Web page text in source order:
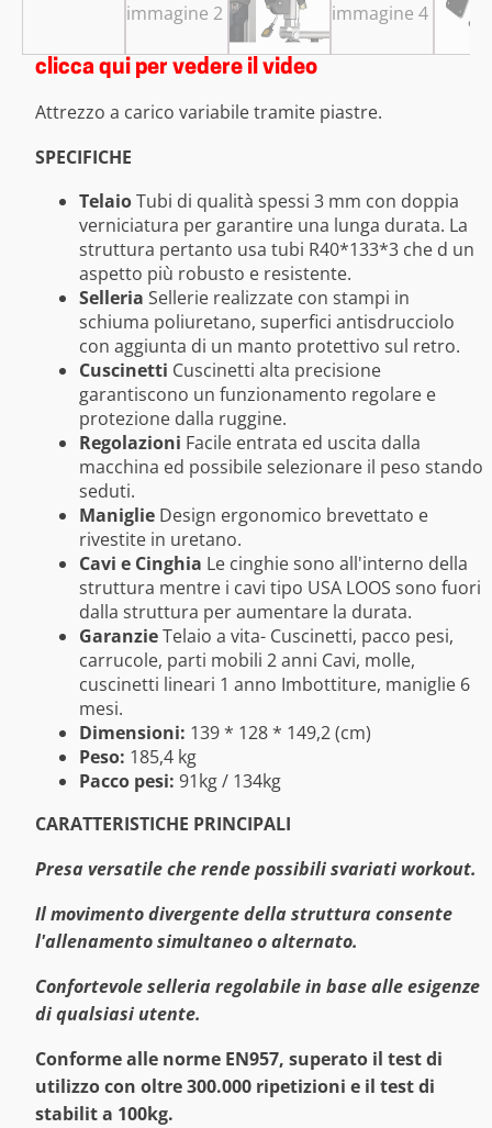
clicca qui per vedere il video
Attrezzo a carico variabile tramite piastre.
SPECIFICHE
TelaioTubi di qualità spessi 3 mm con doppia
verniciatura per garantire una lunga durata. La
struttura pertanto usa tubi R40*133*3 che d un
aspetto più robusto e resistente.
Selleria Sellerie realizzate con stampi in
schiuma poliuretano, superfici antisdrucciolo
con aggiunta di un manto protettivo sul retro.
Cuscinetti Cuscinetti alta precisione
garantiscono un funzionamento regolare e
protezione dalla ruggine.
Regolazioni Facile entrata ed uscita dalla
macchina ed possibile selezionare il peso stando
seduti.
Maniglie Design ergonomico brevettato e
rivestite in uretano.
Cavi e Cinghia Le cinghie sono all'interno della
struttura mentre i cavi tipo USA LOOS sono fuori
dalla struttura per aumentare la durata.
GaranzieTelaio a vita- Cuscinetti, pacco pesi,
carrucole, parti mobili 2 anni Cavi, molle,
cuscinetti lineari 1 anno Imbottiture, maniglie 6
mesi.
Dimensioni: 139 * 128 * 149,2 (cm)
Peso: 185,4 kg
Pacco pesi: 91kg / 134kg
CARATTERISTICHE PRINCIPALI
Presa versatile che rende possibili svariati workout.
Il movimento divergente della struttura consente
l'allenamento simultaneo o alternato.
Confortevole selleria regolabile in base alle esigenze
di qualsiasi utente.
Conforme alle norme EN957, superato il test di
utilizzo con oltre 300.000 ripetizioni e il test di
stabilit a 100kg.